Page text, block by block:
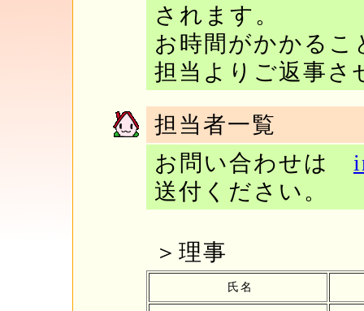
されます。
お時間がかかる
担当よりご返事さ
担当者一覧
お問い合わせは
送付ください。
＞理事
氏名